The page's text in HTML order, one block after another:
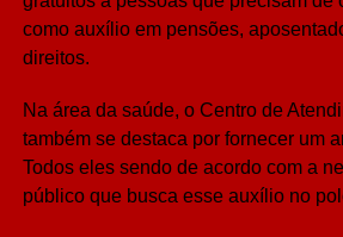
como auxílio em pensões,
direitos.
Na área da saúde, o Centro de
também se destaca por fornecer um
Todos eles sendo de acordo com a
público que busca esse auxílio no